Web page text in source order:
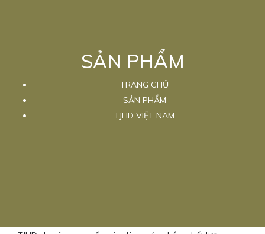
SẢN PHẨM
TRANG CHỦ
SẢN PHẨM
TJHD VIỆT NAM